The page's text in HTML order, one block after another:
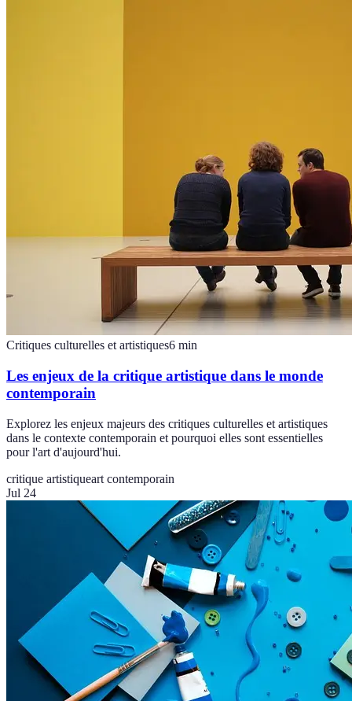
Critiques culturelles et artistiques6 min
Les enjeux de la critique artistique dans le monde
contemporain
Explorez les enjeux majeurs des critiques culturelles et artistiques
dans le contexte contemporain et pourquoi elles sont essentielles
pour l'art d'aujourd'hui.
critique artistiqueart contemporain
Jul 24